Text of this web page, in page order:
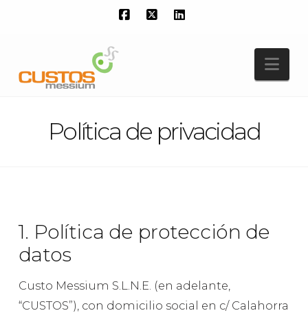
Política de privacidad
1. Política de protección de
datos
Custo Messium S.L.N.E. (en adelante,
“CUSTOS”), con domicilio social en c/ Calahorra